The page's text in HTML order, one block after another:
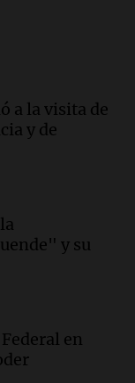
en el SEOM
Duende" y
Tucumán
a la visita de
y de
y su
en